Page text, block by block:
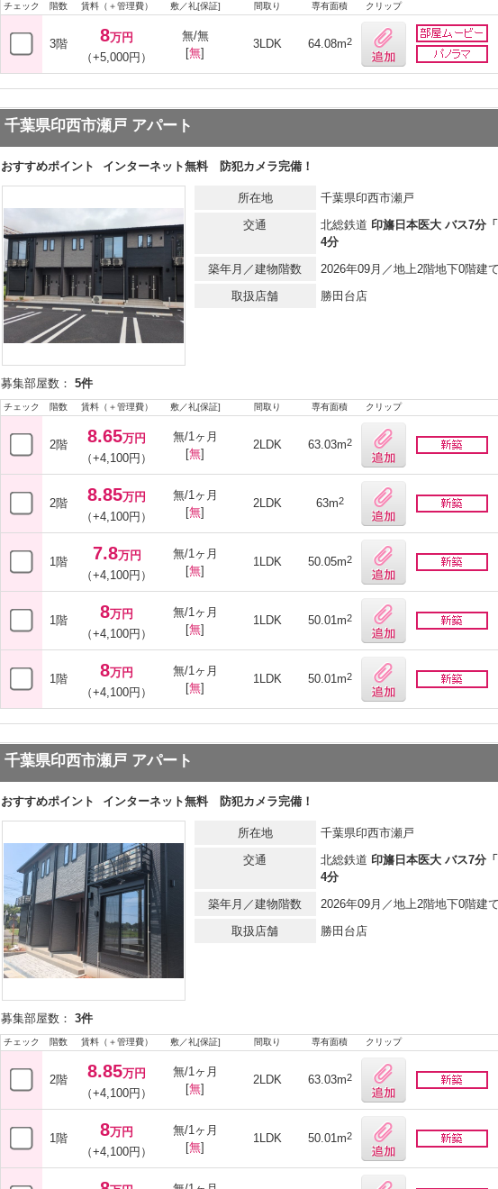
チェック 階数 賃料（＋管理費） 敷／礼[保証] 間取り 専有面積 クリップ
3階 8万円
（+5,000円）
無/無
[無]
3LDK 64.08m2
千葉県印西市瀬戸 アパート
おすすめポイント インターネット無料 防犯カメラ完備！
所在地
千葉県印西市瀬戸
交通
北総鉄道 印旛日本医大 バス7分
4分
築年月／建物階数
2026年09月／地上2階地下0階建て
取扱店舗
勝田台店
募集部屋数： 5件
チェック 階数 賃料（＋管理費） 敷／礼[保証] 間取り 専有面積 クリップ
2階 8.65万円
（+4,100円）
無/1ヶ月
[無]
2LDK 63.03m2
2階 8.85万円
（+4,100円）
無/1ヶ月
[無]
2LDK 63m2
1階 7.8万円
（+4,100円）
無/1ヶ月
[無]
1LDK 50.05m2
1階 8万円
（+4,100円）
無/1ヶ月
[無]
1LDK 50.01m2
1階 8万円
（+4,100円）
無/1ヶ月
[無]
1LDK 50.01m2
千葉県印西市瀬戸 アパート
おすすめポイント インターネット無料 防犯カメラ完備！
所在地
千葉県印西市瀬戸
交通
北総鉄道 印旛日本医大 バス7分
4分
築年月／建物階数
2026年09月／地上2階地下0階建て
取扱店舗
勝田台店
募集部屋数： 3件
チェック 階数 賃料（＋管理費） 敷／礼[保証] 間取り 専有面積 クリップ
2階 8.85万円
（+4,100円）
無/1ヶ月
[無]
2LDK 63.03m2
1階 8万円
（+4,100円）
無/1ヶ月
[無]
1LDK 50.01m2